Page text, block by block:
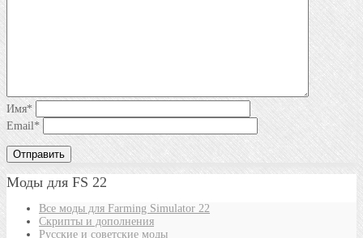
Имя*
Email*
Моды для FS 22
Все моды для Farming Simulator 22
Скрипты и дополнения
Русские и советские моды